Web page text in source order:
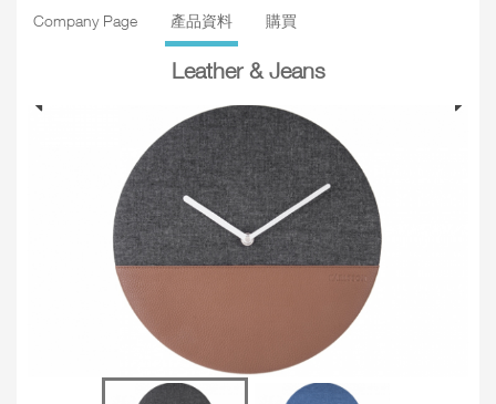
Company Page 產品資料 購買
Leather & Jeans